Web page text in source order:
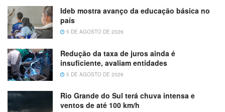
Ideb mostra avanço da educação básica no
país
5 DE AGOSTO DE 2026
Redução da taxa de juros ainda é
insuficiente, avaliam entidades
5 DE AGOSTO DE 2026
Rio Grande do Sul terá chuva intensa e
ventos de até 100 km/h